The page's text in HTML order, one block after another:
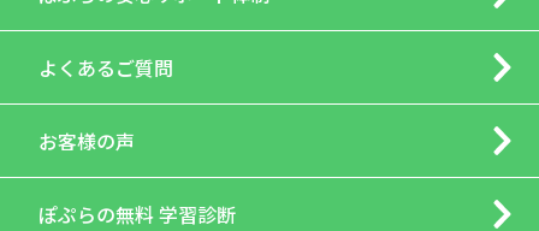
よくあるご質問
お客様の声
ぽぷらの無料 学習診断